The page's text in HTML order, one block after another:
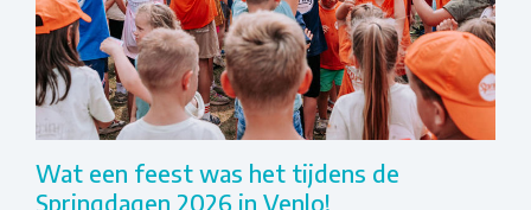
Wat een feest was het tijdens de
Springdagen 2026 in Venlo!